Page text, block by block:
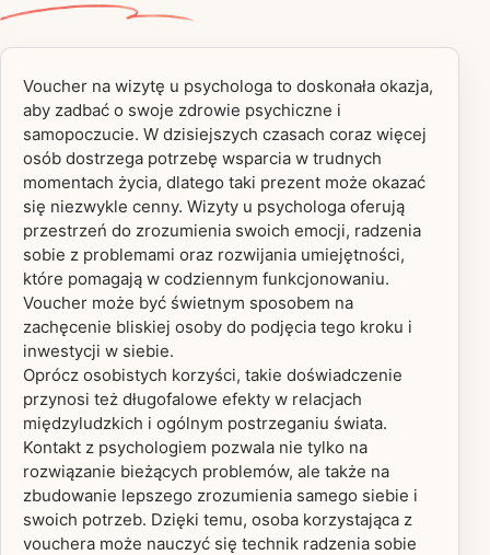
Voucher na wizytę u psychologa to doskonała okazja,
aby zadbać o swoje zdrowie psychiczne i
samopoczucie. W dzisiejszych czasach coraz więcej
osób dostrzega potrzebę wsparcia w trudnych
momentach życia, dlatego taki prezent może okazać
się niezwykle cenny. Wizyty u psychologa oferują
przestrzeń do zrozumienia swoich emocji, radzenia
sobie z problemami oraz rozwijania umiejętności,
które pomagają w codziennym funkcjonowaniu.
Voucher może być świetnym sposobem na
zachęcenie bliskiej osoby do podjęcia tego kroku i
inwestycji w siebie.
Oprócz osobistych korzyści, takie doświadczenie
przynosi też długofalowe efekty w relacjach
międzyludzkich i ogólnym postrzeganiu świata.
Kontakt z psychologiem pozwala nie tylko na
rozwiązanie bieżących problemów, ale także na
zbudowanie lepszego zrozumienia samego siebie i
swoich potrzeb. Dzięki temu, osoba korzystająca z
vouchera może nauczyć się technik radzenia sobie